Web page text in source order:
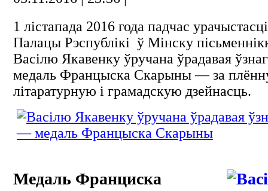
1 лістапада 2016 года падчас
Палацы Рэспублікі ў Мінску
Васілю Якавенку ўручана ўрадавая
медаль Францыска Скарыны — за
літаратурную і грамадскую дзейнасць.
Медаль Франциска